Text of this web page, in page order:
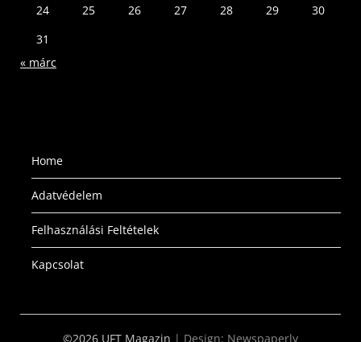
24
25 26 27 28 29
30
31
« márc
Home
Adatvédelem
Felhasználási Feltételek
Kapcsolat
©2026 UFT Magazin | Design: Newspaperly